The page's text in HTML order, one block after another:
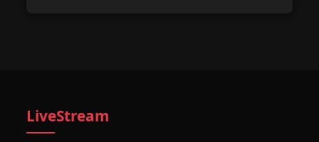
LiveStream